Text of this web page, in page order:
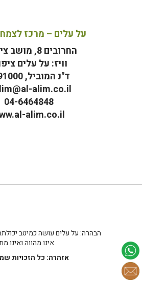
על עלים – מרכז
החרובים 8, מושב ציפורי
וויז: על עלים
ד"נ המוביל, 1791000
alim.co.il
04-6464848
alim.co.il
הבהרה: על עלים עושה כמיטב
אינו מהווה ואינו
אזהרה: כל הזכויות